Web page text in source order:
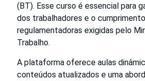
(BT). Esse curso é essencial para
dos trabalhadores e o
regulamentadoras exigidas pelo
Trabalho.
A plataforma oferece aulas
conteúdos atualizados e uma